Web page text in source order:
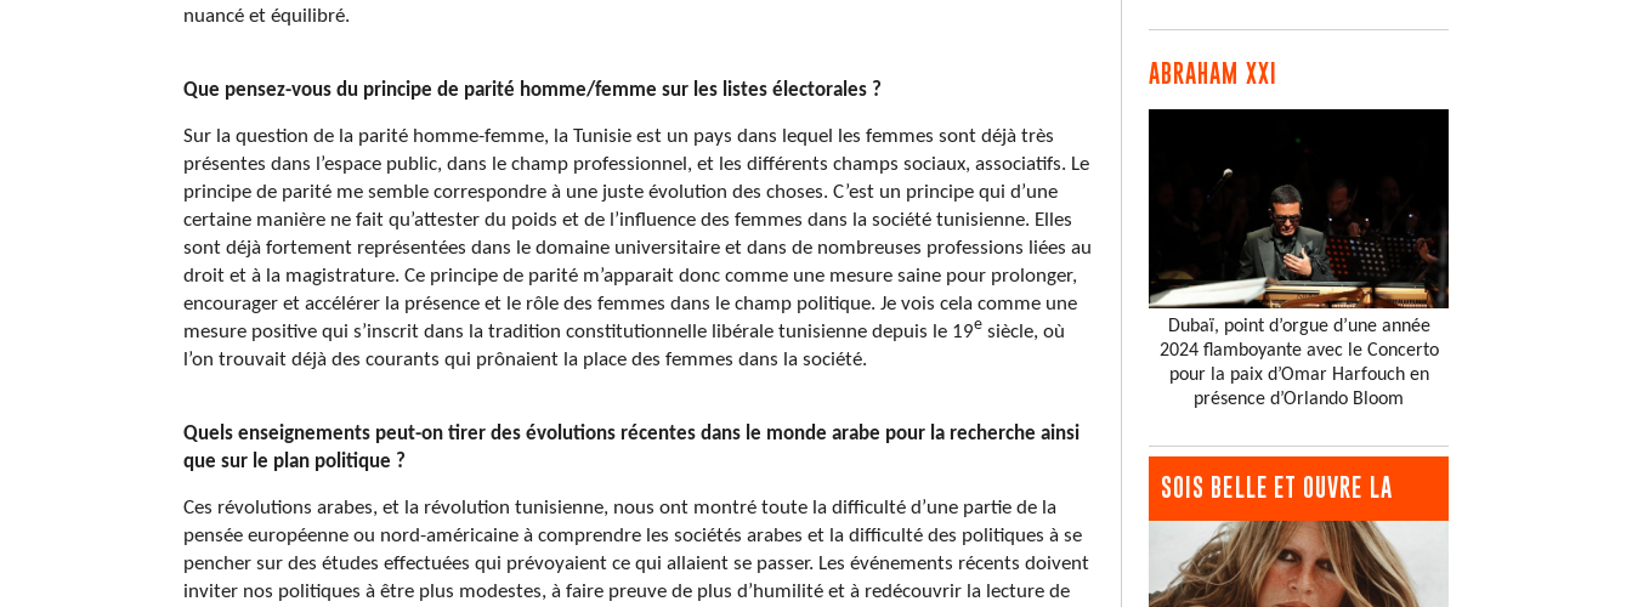
nuancé et équilibré.
Que pensez-vous du principe de parité homme/femme sur les listes électorales ?
Sur la question de la parité homme-femme, la Tunisie est un pays dans lequel les femmes sont déjà très
présentes dans l’espace public, dans le champ professionnel, et les différents champs sociaux, associatifs. Le
principe de parité me semble correspondre à une juste évolution des choses. C’est un principe qui d’une
certaine manière ne fait qu’attester du poids et de l’influence des femmes dans la société tunisienne. Elles
sont déjà fortement représentées dans le domaine universitaire et dans de nombreuses professions liées au
droit et à la magistrature. Ce principe de parité m’apparait donc comme une mesure saine pour prolonger,
encourager et accélérer la présence et le rôle des femmes dans le champ politique. Je vois cela comme une
mesure positive qui s’inscrit dans la tradition constitutionnelle libérale tunisienne depuis le 19e siècle, où
l’on trouvait déjà des courants qui prônaient la place des femmes dans la société.
Quels enseignements peut-on tirer des évolutions récentes dans le monde arabe pour la recherche ainsi
que sur le plan politique ?
Ces révolutions arabes, et la révolution tunisienne, nous ont montré toute la difficulté d’une partie de la
pensée européenne ou nord-américaine à comprendre les sociétés arabes et la difficulté des politiques à se
pencher sur des études effectuées qui prévoyaient ce qui allaient se passer. Les événements récents doivent
inviter nos politiques à être plus modestes, à faire preuve de plus d’humilité et à redécouvrir la lecture de
ABRAHAM XXI
Dubaï, point d’orgue d’une année
2024 flamboyante avec le Concerto
pour la paix d’Omar Harfouch en
présence d’Orlando Bloom
SOIS BELLE ET OUVRE LA